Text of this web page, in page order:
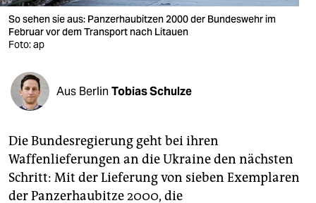
verlag
veranstaltungen
fragen & hilfe
abo
genossenschaft
So sehen sie aus: Panzerhaubitzen 2000 der Bundeswehr im
Februar vor dem Transport nach Litauen
Foto: ap
Aus Berlin Tobias Schulze
Die Bundesregierung geht bei ihren
Waffenlieferungen an die Ukraine den nächsten
Schritt: Mit der Lieferung von sieben Exemplaren
der Panzerhaubitze 2000, die